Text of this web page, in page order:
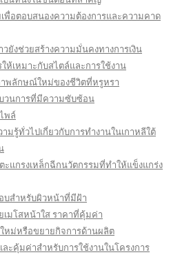
พื่อตอบสนองความต้องการและความคาด
ยังช่วยสร้างความมั่นคงทางการเงิน
ห้เหมาะกับสไตล์และการใช้งาน
พลักษณ์ใหม่ของชีวิตที่หรูหรา
วนการที่มีความซับซ้อน
พล์
มรู้ทั่วไปเกี่ยวกับการทำงานในเกาหลีใต้
ะแกรงเหล็กฉีกนวัตกรรมที่ทำให้แข็งแกร่ง
บสำหรับผิวหน้าที่มีฝ้า
เมโสหน้าใส ราคาที่คุ้มค่า
หม่หรือขยายกิจการด้านผลิต
ะคุ้มค่าสำหรับการใช้งานในโครงการ